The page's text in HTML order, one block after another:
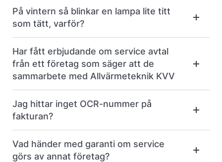
På vintern så blinkar en lampa lite titt
som tätt, varför?
Har fått erbjudande om service avtal
från ett företag som säger att de
sammarbete med Allvärmeteknik KVV
Jag hittar inget OCR-nummer på
fakturan?
Vad händer med garanti om service
görs av annat företag?